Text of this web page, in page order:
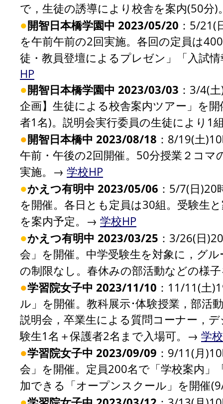
で，生徒の誘導により校舎を案内(50
●開智日本橋学園中 2023/05/20 ：5/21(
を午前午前の2回実施。各回の定員は
徒・教員登壇によるプレゼン」「入試
HP
●開智日本橋学園中 2023/03/03 ：3/4(
企画】生徒による校舎案内ツアー」を
者1名)。説明会実行委員の生徒により
●開智日本橋中 2023/08/18 ：8/19(土
午前・午後の2回開催。50分授業２コマ
実施。→ 学校HP
●かえつ有明中 2023/05/06 ：5/7(日
を開催。各日とも定員は30組。受験生
を案内予定。→ 学校HP
●かえつ有明中 2023/03/25 ：3/26(日
会」を開催。中学受験生を対象に，グ
の制限なし。春休みの部活動などの様
●学習院女子中 2023/11/10 ：11/11(土
ル」を開催。教科展示･体験授業，部活
説明会，卒業生による質問コーナー，
験生1名＋保護者2名まで入場可。→ 学
●学習院女子中 2023/09/09 ：9/11(月
会」を開催。定員200名で「学校案内
加できる「オープンスクール」を開催